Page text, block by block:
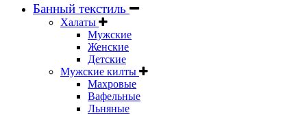
Банный текстиль
Халаты
Мужские
Женские
Детские
Мужские килты
Махровые
Вафельные
Льняные